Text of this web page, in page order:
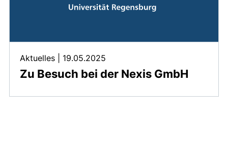
Zu Besuch bei der Nexis GmbH
Aktuelles 19.05.2025